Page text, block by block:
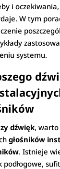
i
W tym
systemu.
dźwięk, warto
głośników
. Istnieje
podłogowe,